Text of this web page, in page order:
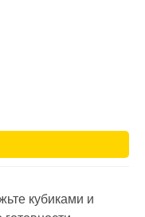
кубиками и